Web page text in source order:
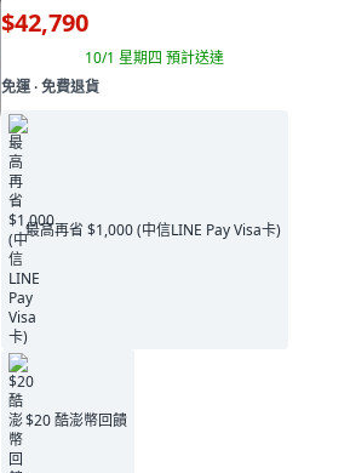
$42,790
10/1 星期四 預計送達
免運 ∙ 免費退貨
最高再省 $1,000 (中信LINE Pay Visa卡)
$20 酷澎幣回饋